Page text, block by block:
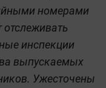
номерами
инспекции
выпускаемых
Ужесточены